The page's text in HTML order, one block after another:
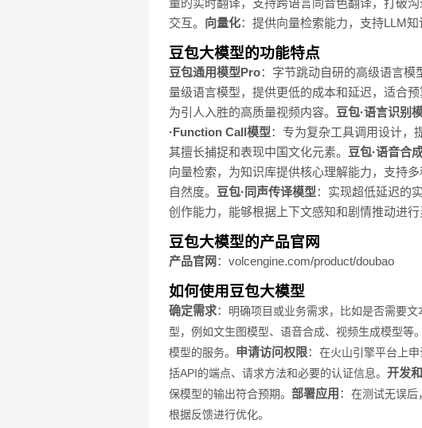
量的实时翻译，支持跨语言同音色翻译，打破沟
交互。 向量化：提供向量检索能力，支持LLM
豆包大模型的功能特点
豆包通用模型Pro：字节跳动自研的高级语言模
量级语言模型，提供更低的成本和延迟，适合预
为引人入胜的高质量视频内容。 豆包·语言识别
·Function Call模型：专为复杂工具调用设计，
其擅长捕捉和表现中国文化元素。 豆包·语音合
向量检索，为知识库提供核心理解能力，支持多
自然度。 豆包·同声传译模型：实现超低延迟的
创作能力，能够根据上下文感知和剧情推动进行
豆包大模型的产品官网
产品官网 ：volcengine.com/product/doubao
如何使用豆包大模型
确定需求： 明确项目或业务需求，比如是否需要
型，例如文生图模型、语音合成、视频生成模型等。
模型的服务。 申请访问权限： 在火山引擎平台上
括API的端点、请求方法和必要的认证信息。 开发
保模型的输出符合预期。 部署应用 ： 在测试无误后
根据反馈进行优化。